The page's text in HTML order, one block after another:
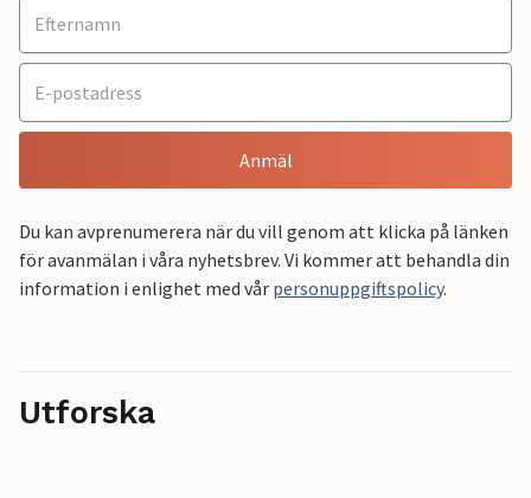
Anmäl
Du kan avprenumerera när du vill genom att klicka på länken
för avanmälan i våra nyhetsbrev. Vi kommer att behandla din
information i enlighet med vår personuppgiftspolicy.
Utforska